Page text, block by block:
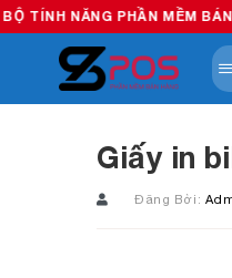
Skip
to
content
MỀM BÁN HÀNG - CHỈ
Giấy in
Đăng Bởi: